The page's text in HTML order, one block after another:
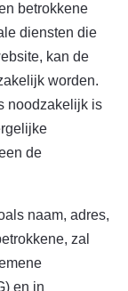
betrokkene
diensten die
kan de
worden.
noodzakelijk is
de
naam, adres,
zal
en in